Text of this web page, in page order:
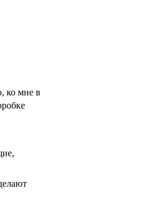
ко мне в